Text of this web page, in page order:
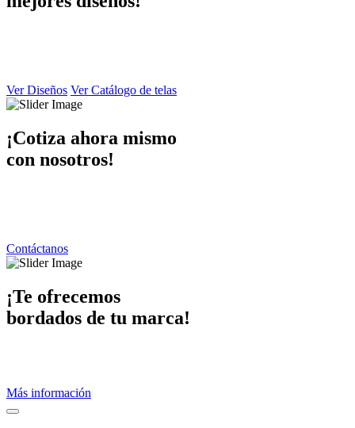
Ver Diseños Ver Catálogo de telas
¡Cotiza ahora mismo
con nosotros!
Contáctanos
¡Te ofrecemos
bordados de tu marca!
Más información